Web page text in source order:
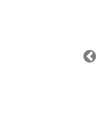
Previous